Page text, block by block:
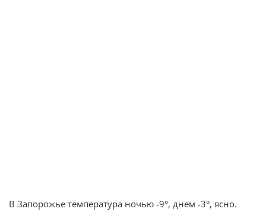
В Запорожье температура ночью -9°, днем -3°, ясно.